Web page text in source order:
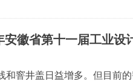
省第十一届工业设计大
和窨井盖日益增多。但目前